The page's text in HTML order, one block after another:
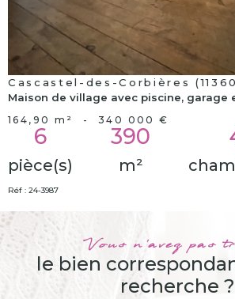
Cascastel-des-Corbières
Maison de village avec piscine, garage
164,90 m² - 340 000 €
6
pièce(s)
390
m²
Réf : 24-3987
Vous n'avez pas
le bien
recherche ?